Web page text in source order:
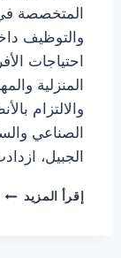
المتخصصة
والتوظيف
احتياجات
المنزلية
والالتزام
الصناعي
الجبيل،
إقرأ المزيد